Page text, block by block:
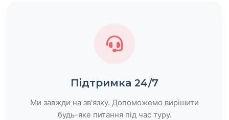
Підтримка 24/7
Ми завжди на зв'язку. Допоможемо вирішити
будь-яке питання під час туру.